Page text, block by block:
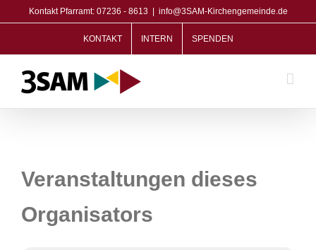
Inhalt
Kontakt Pfarramt: 07236 - 8613 info@3SAM-Kirchengemeinde.de
KONTAKT INTERN SPENDEN
Veranstaltungen dieses
Organisators